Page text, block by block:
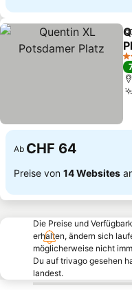
4
Ab CHF 64
Preise von 14 Websites
Die Preise und
erhalten, ändern sich
möglicherweise nicht
Du auf trivago gesehen
landest.